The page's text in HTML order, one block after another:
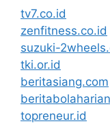
tv7.co.id
zenfitness.co.id
suzuki-
tki.or.id
beritasiang.com
topreneur.id